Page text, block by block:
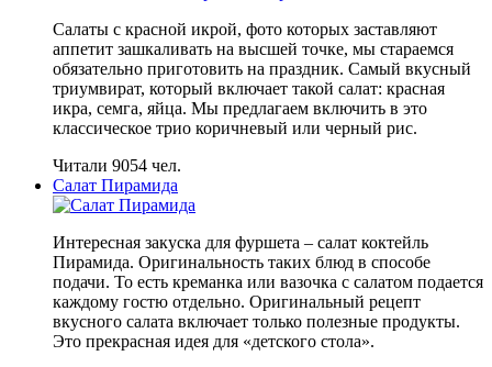
Салаты с красной икрой, фото которых заставляют
аппетит зашкаливать на высшей точке, мы стараемся
обязательно приготовить на праздник. Самый вкусный
триумвират, который включает такой салат: красная
икра, семга, яйца. Мы предлагаем включить в это
классическое трио коричневый или черный рис.
Читали 9054 чел.
Салат Пирамида
Интересная закуска для фуршета – салат коктейль
Пирамида. Оригинальность таких блюд в способе
подачи. То есть креманка или вазочка с салатом подается
каждому гостю отдельно. Оригинальный рецепт
вкусного салата включает только полезные продукты.
Это прекрасная идея для «детского стола».